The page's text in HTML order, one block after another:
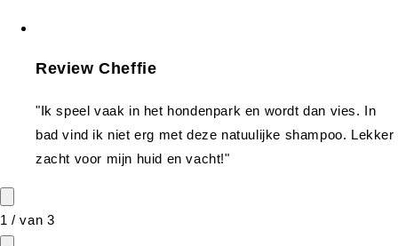
Review Cheffie
"Ik speel vaak in het hondenpark en wordt dan vies. In
bad vind ik niet erg met deze natuulijke shampoo. Lekker
zacht voor mijn huid en vacht!"
1 /van 3